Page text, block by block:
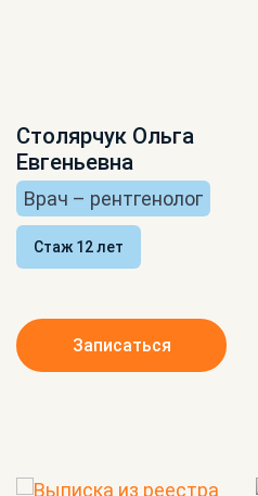
Столярчук Ольга
Евгеньевна
Врач – рентгенолог
Стаж 12 лет
Записаться